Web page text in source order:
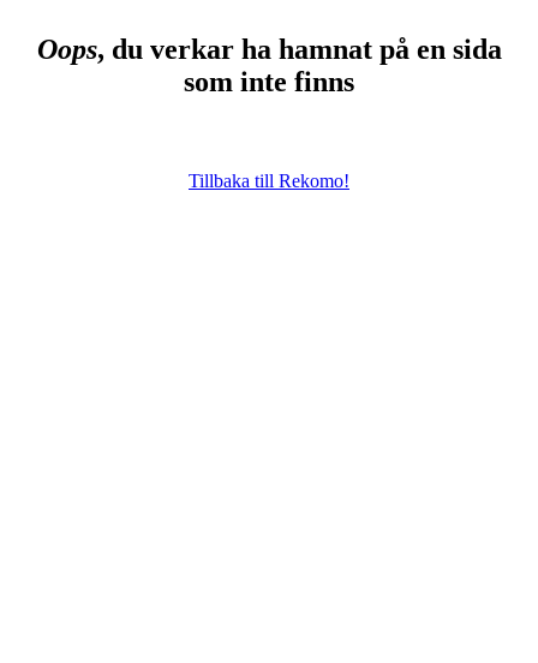
Oops, du verkar ha hamnat på en sida
som inte finns
Tillbaka till Rekomo!